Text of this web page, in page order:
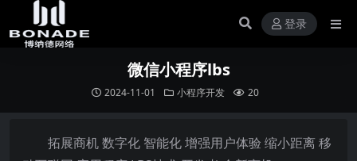
登录
微信小程序lbs
2024-11-01 小程序开发 20
拓展商机 数字化 智能化 增强用户体验 缩小距离 移